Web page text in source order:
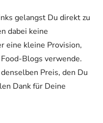
gelangst Du direkt zu
dabei keine
eine kleine Provision,
Blogs verwende.
Preis, den Du
Dank für Deine